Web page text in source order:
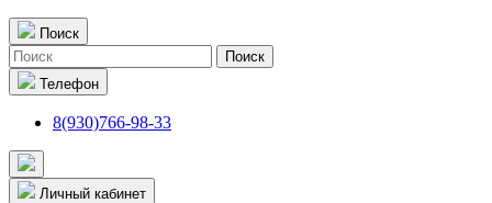
Поиск
Поиск
Телефон
8(930)766-98-33
Личный кабинет